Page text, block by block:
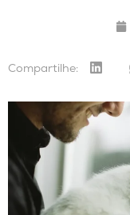
Compartilhe: